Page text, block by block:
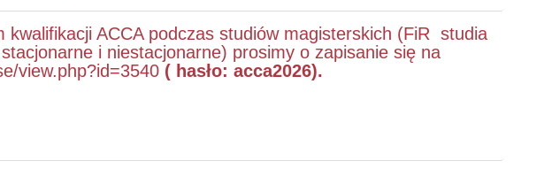
kwalifikacji ACCA podczas studiów magisterskich (FiR studia
i niestacjonarne) prosimy o zapisanie się na
view.php?id=3540 ( hasło: acca2026).